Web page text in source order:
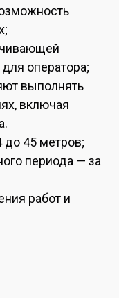
оператора;
выполнять
включая
45 метров;
периода — за
работ и